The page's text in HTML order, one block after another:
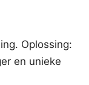
Oplossing:
en unieke